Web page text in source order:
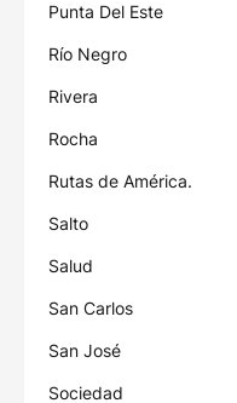
Punta Del Este
Río Negro
Rivera
Rocha
Rutas de América.
Salto
Salud
San Carlos
San José
Sociedad